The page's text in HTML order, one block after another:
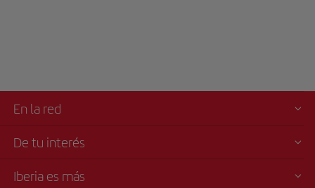
En la red
De tu interés
Iberia es más